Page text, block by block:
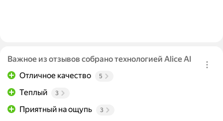
Важное из отзывов собрано технологией Alice AI
Отличное качество
5
Теплый 3
Приятный на ощупь 3